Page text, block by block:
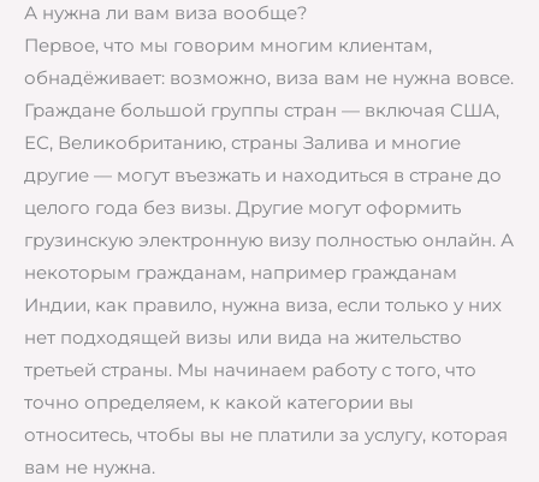
А нужна ли вам виза вообще?
Первое, что мы говорим многим клиентам,
обнадёживает: возможно, виза вам не нужна вовсе.
Граждане большой группы стран — включая США,
ЕС, Великобританию, страны Залива и многие
другие — могут въезжать и находиться в стране до
целого года без визы. Другие могут оформить
грузинскую электронную визу полностью онлайн. А
некоторым гражданам, например гражданам
Индии, как правило, нужна виза, если только у них
нет подходящей визы или вида на жительство
третьей страны. Мы начинаем работу с того, что
точно определяем, к какой категории вы
относитесь, чтобы вы не платили за услугу, которая
вам не нужна.